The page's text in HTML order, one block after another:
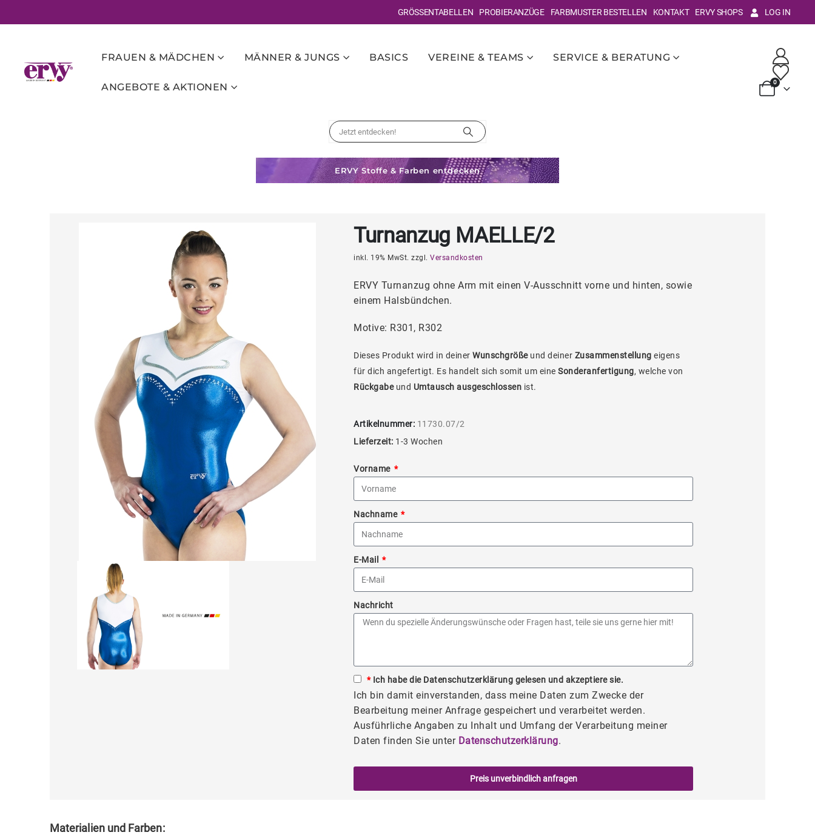
GRÖSSENTABELLEN PROBIERANZÜGE FARBMUSTER BESTELLEN KONTAKT ERVY SHOPS LOG IN
FRAUEN & MÄDCHEN MÄNNER & JUNGS BASICS VEREINE & TEAMS SERVICE & BERATUNG
ANGEBOTE & AKTIONEN 0
ERVY Stoffe & Farben entdecken
Turnanzug MAELLE/2
inkl. 19% MwSt. zzgl. Versandkosten
ERVY Turnanzug ohne Arm mit einen V-Ausschnitt vorne und hinten, sowie
einem Halsbündchen.
Motive: R301, R302
Dieses Produkt wird in deiner Wunschgrößeund deiner Zusammenstellung eigens
für dich angefertigt. Es handelt sich somit um eine Sonderanfertigung, welche von
Rückgabeund Umtausch ausgeschlossen ist.
Artikelnummer: 11730.07/2
Lieferzeit: 1-3 Wochen
Vorname
Nachname
E-Mail
Nachricht
*Ich habe die Datenschutzerklärung gelesen und akzeptiere sie.
Ich bin damit einverstanden, dass meine Daten zum Zwecke der
Bearbeitung meiner Anfrage gespeichert und verarbeitet werden.
Ausführliche Angaben zu Inhalt und Umfang der Verarbeitung meiner
Daten finden Sie unter Datenschutzerklärung.
Preis unverbindlich anfragen
Materialien und Farben: